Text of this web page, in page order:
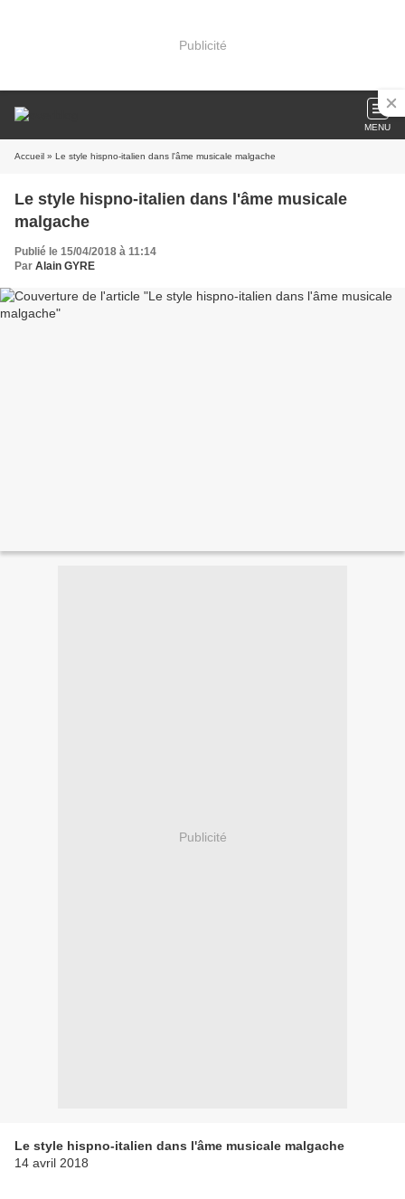
Publicité
MENU
Accueil » Le style hispno-italien dans l'âme musicale malgache
Le style hispno-italien dans l'âme musicale
malgache
Publié le 15/04/2018 à 11:14
Par Alain GYRE
Publicité
Le style hispno-italien dans l'âme musicale malgache
14 avril 2018